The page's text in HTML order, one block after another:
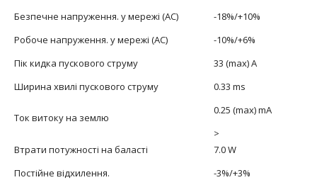
Безпечне напруження. у мережі (АС)
-18%/+10%
Робоче напруження. у мережі (АС)
-10%/+6%
Пік кидка пускового струму
33 (max) A
Ширина хвилі пускового струму
0.33 ms
Ток витоку на землю
0.25 (max) mA
>
Втрати потужності на баласті
7.0 W
Постійне відхилення.
-3%/+3%